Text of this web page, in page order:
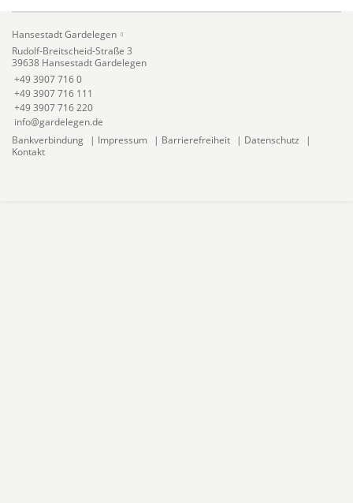
Hansestadt Gardelegen
Rudolf-Breitscheid-Straße 3
39638 Hansestadt Gardelegen
+49 3907 716 0
+49 3907 716 111
+49 3907 716 220
info@gardelegen.de
Bankverbindung
| Impressum | Barrierefreiheit | Datenschutz
|
Kontakt